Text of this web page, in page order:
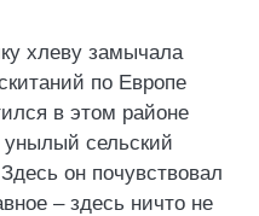
хлеву замычала
по Европе
в этом районе
унылый сельский
он почувствовал
– здесь ничто не